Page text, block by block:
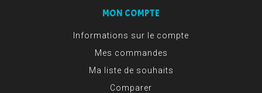
MON COMPTE
Informations sur le compte
Mes commandes
Ma liste de souhaits
Comparer